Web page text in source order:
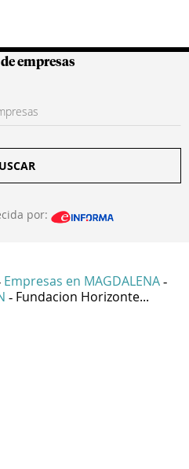
Colombianas
empresas
por:
Empresas en MAGDALENA -
- Fundacion Horizonte...